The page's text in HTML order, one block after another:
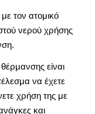
τον ατομικό
νερού χρήσης
είναι
να έχετε
χρήση της με
και